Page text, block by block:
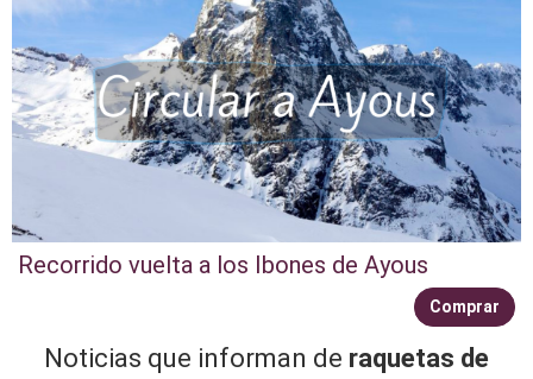
Recorrido vuelta a los Ibones de Ayous
Comprar
Noticias que informan de raquetas de